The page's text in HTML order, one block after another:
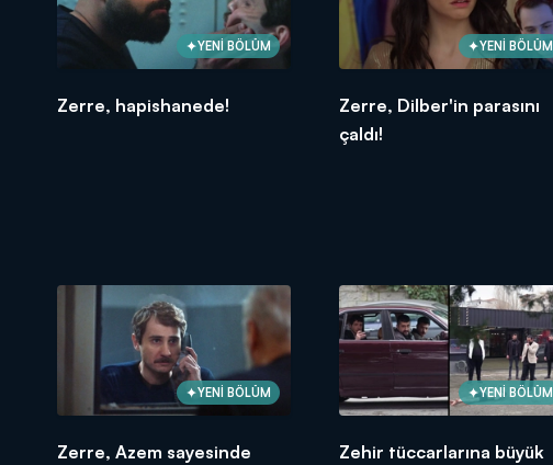
YENİ BÖLÜM
Zerre, hapishanede!
YENİ BÖLÜM
Zerre, Dilber'in parasını
çaldı!
YENİ BÖLÜM
Zerre, Azem sayesinde
YENİ BÖLÜM
Zehir tüccarlarına büyük